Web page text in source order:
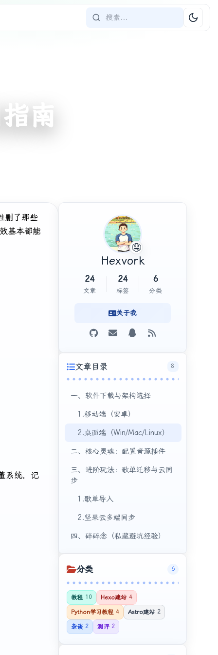
南
删了那些
基本都能
系统，记
🤤
Hexvork
24
文章
24
标签
6
分类
关于我
文章目录 8
一、软件下载与架构选择
1.移动端（安卓）
2.桌面端（Win/Mac/Linux）
二、核心灵魂：配置音源插件
三、进阶玩法：歌单迁移与云同
步
1.歌单导入
2.坚果云多端同步
四、碎碎念（私藏避坑经验）
分类 6
教程 10 Hexo建站 4
Python学习教程 4 Astro建站 2
杂谈 2 测评 2